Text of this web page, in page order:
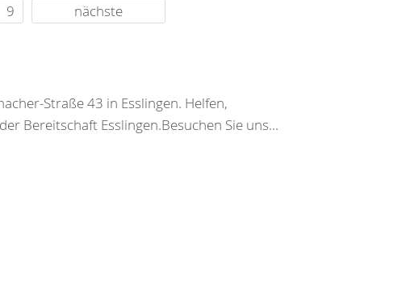
9 nächste
Straße 43 in Esslingen. Helfen,
Bereitschaft Esslingen.Besuchen Sie uns...